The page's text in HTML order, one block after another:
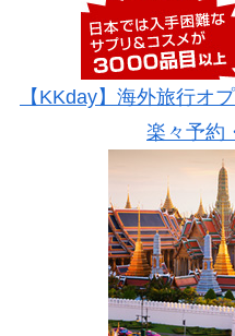
【KKday】海外旅行オ
楽々予約